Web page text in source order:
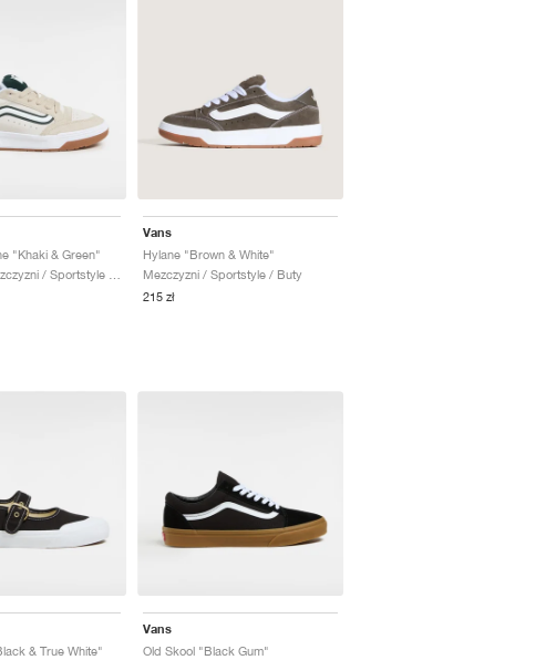
"Khaki & Green"
Vans
Hylane "Brown & White"
Mezczyzni / Sportstyle / Buty
215 zł
& True White"
Vans
Old Skool "Black Gum"